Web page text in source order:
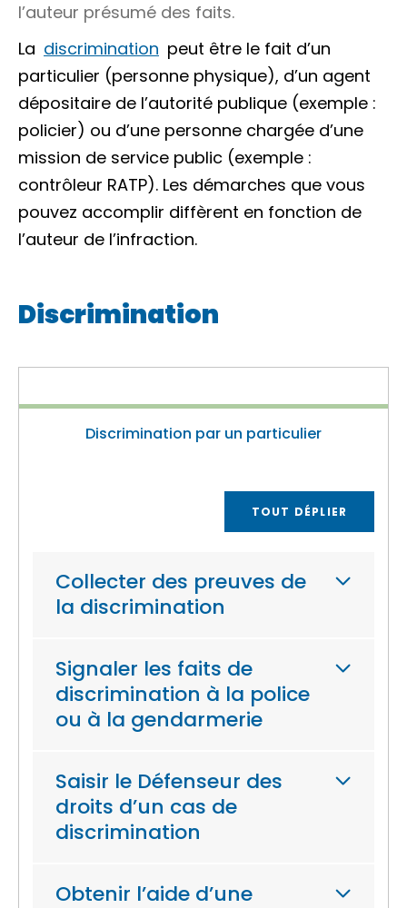
l’auteur présumé des faits.
La discrimination peut être le fait d’un
particulier (personne physique), d’un agent
dépositaire de l’autorité publique (exemple :
policier) ou d’une personne chargée d’une
mission de service public (exemple :
contrôleur RATP). Les démarches que vous
pouvez accomplir diffèrent en fonction de
l’auteur de l’infraction.
Discrimination
Discrimination par un particulier
TOUT DÉPLIER
Collecter des preuves de
la discrimination
Signaler les faits de
discrimination à la police
ou à la gendarmerie
Saisir le Défenseur des
droits d’un cas de
discrimination
Obtenir l’aide d’une